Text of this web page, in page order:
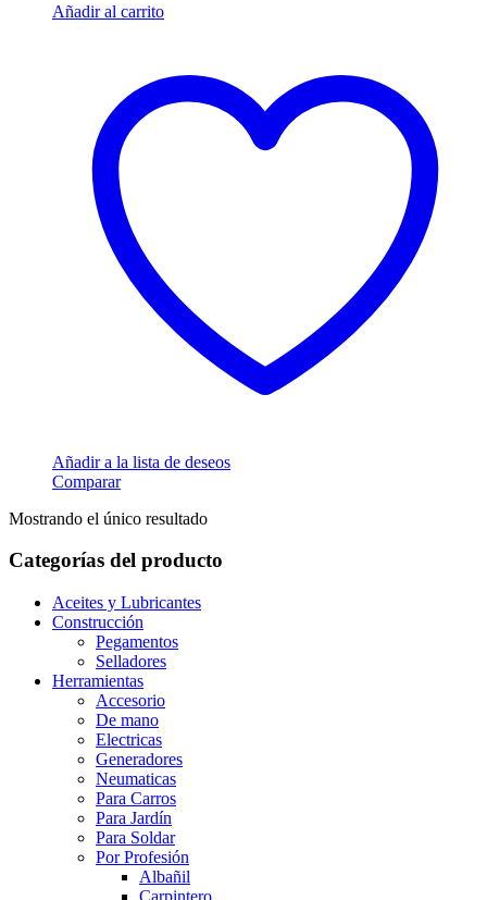
Añadir al carrito
Añadir a la lista de deseos
Comparar
Mostrando el único resultado
Categorías del producto
Aceites y Lubricantes
Construcción
Pegamentos
Selladores
Herramientas
Accesorio
De mano
Electricas
Generadores
Neumaticas
Para Carros
Para Jardín
Para Soldar
Por Profesión
Albañil
Carpintero